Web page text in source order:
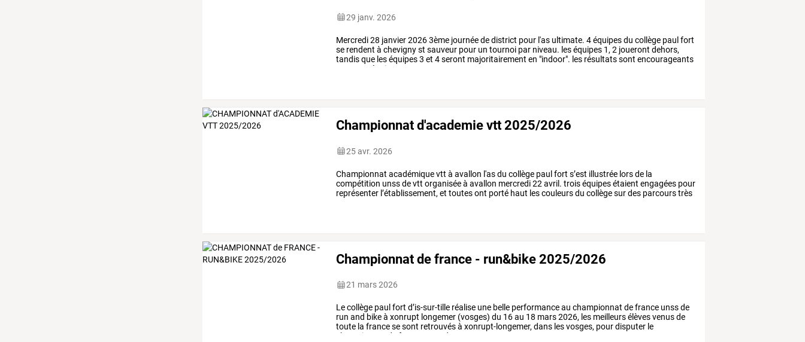
29 janv. 2026
Mercredi28 janvier20263ème journéededistrict pour l'as ultimate. 4équipesdu collège paul fort
se rendent à chevignyst sauveur pour un tournoi par niveau. leséquipes 1, 2 joueront dehors,
tandisque leséquipes3 et 4seront majoritairement en "indoor". les résultatssont encourageants
équipes.
Championnat d'academie vtt 2025/2026
25 avr. 2026
Championnat académiquevtt à avallon l'asdu collège paul fort s’est illustrée lorsde la
compétition unssdevtt organiséeà avallon mercredi22 avril. troiséquipesétaient engagées pour
représenter l’établissement, et toutesont porté haut lescouleursdu collègesurdes parcourstrès
Championnat de france - run&bike 2025/2026
21 mars 2026
Lecollège paul fort d’is-sur-tille réalise une belle performanceau championnat defrance unssde
run and bikeà xonrupt longemer (vosges) du 16au 18 mars2026, les meilleursélèvesvenusde
toute la francesesont retrouvésà xonrupt-longemer,dans lesvosges, pourdisputer le
championnat
de france de